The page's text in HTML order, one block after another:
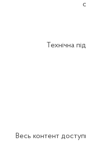
Технічна
Весь контент